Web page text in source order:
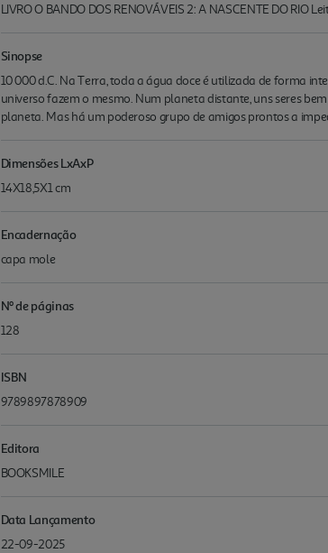
LIVRO O BANDO DOS RENOVÁVEIS 2: A NASCENTE DO RIO
Sinopse
10 000 d.C. Na Terra, toda a água doce é utilizada de forma
universo fazem o mesmo. Num planeta distante, uns seres
planeta. Mas há um poderoso grupo de amigos prontos a
Dimensões LxAxP
14X18,5X1 cm
Encadernação
capa mole
Nº de páginas
128
ISBN
9789897878909
Editora
BOOKSMILE
Data Lançamento
22-09-2025